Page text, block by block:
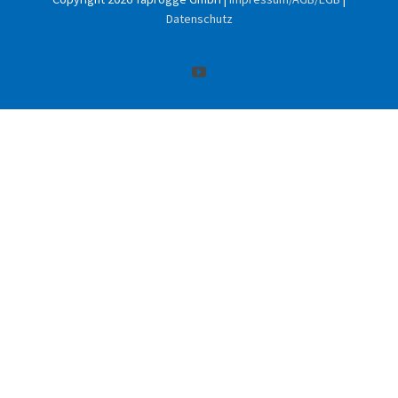
Datenschutz
YouTube